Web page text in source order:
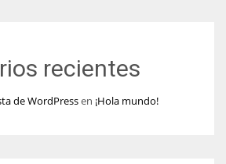
recientes
de WordPressen ¡Hola mundo!